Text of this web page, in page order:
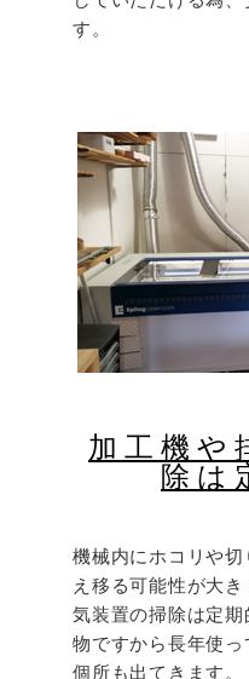
す。
加工機や
除は
機械内にホコリや
え移る可能性が大
気装置の掃除は定
物ですから長年使
個所も出てきます